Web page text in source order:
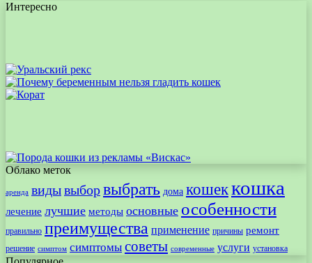
Интересно
Облако меток
аренда видывыборвыбрать дома кошеккошка
лечение лучшие методы основные особенности
правильно преимущества применение причины ремонт
решение симптом симптомы советы современные услуги установка